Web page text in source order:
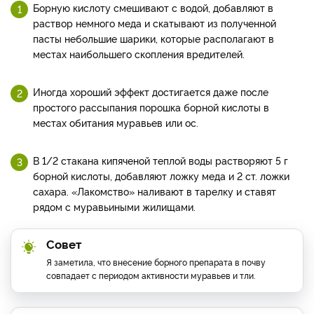
Борную кислоту смешивают с водой, добавляют в
раствор немного меда и скатывают из полученной
пасты небольшие шарики, которые располагают в
местах наибольшего скопления вредителей.
Иногда хороший эффект достигается даже после
простого рассыпания порошка борной кислоты в
местах обитания муравьев или ос.
В 1/2 стакана кипяченой теплой воды растворяют 5 г
борной кислоты, добавляют ложку меда и 2 ст. ложки
сахара. «Лакомство» наливают в тарелку и ставят
рядом с муравьиными жилищами.
Совет
Я заметила, что внесение борного препарата в почву
совпадает с периодом активности муравьев и тли.